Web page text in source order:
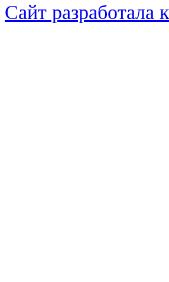
Сайт разработала